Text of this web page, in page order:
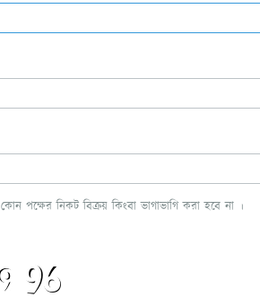
পক্ষের নিকট বিক্রয় কিংবা ভাগাভাগি করা হবে না ।